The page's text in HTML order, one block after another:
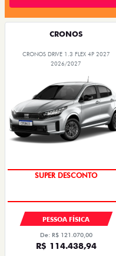
CRONOS
CRONOS DRIVE 1.3 FLEX 4P 2027
2026/2027
SUPER DESCONTO
PESSOA FÍSICA
De: R$ 121.070,00
R$ 114.438,94